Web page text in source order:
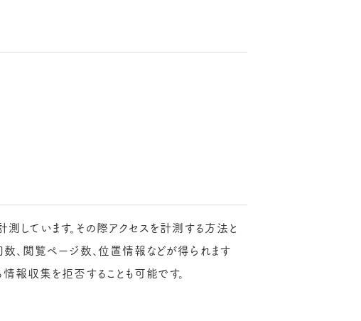
しています。その際アクセスを計測する方法と
数、閲覧ページ数、位置情報などが得られます
報収集を拒否することも可能です。